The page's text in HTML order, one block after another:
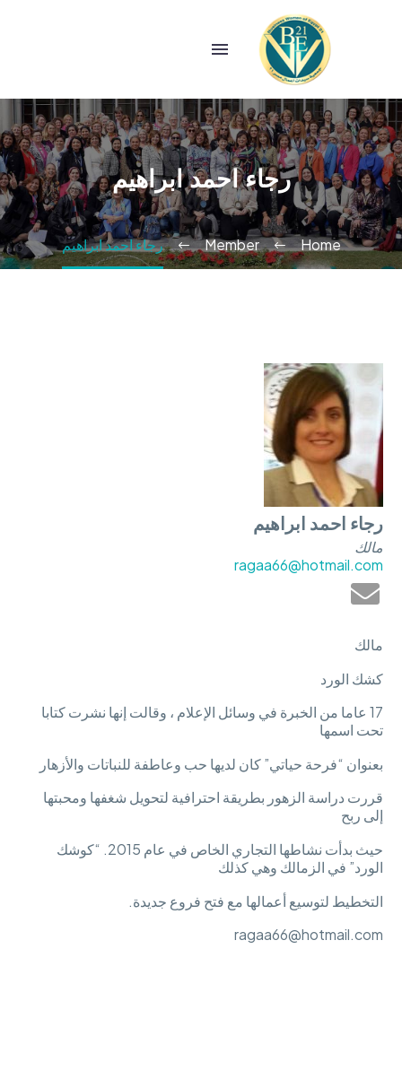
رجاء احمد ابراهيم
Home
Member رجاء احمد ابراهيم
رجاء احمد ابراهيم
مالك
ragaa66@hotmail.com
مالك
كشك الورد
17 عاما من الخبرة في وسائل الإعلام ، وقالت إنها نشرت كتابا
تحت اسمها
بعنوان “فرحة حياتي” كان لديها حب وعاطفة للنباتات والأزهار
قررت دراسة الزهور بطريقة احترافية لتحويل شغفها ومحبتها
إلى ربح
حيث بدأت نشاطها التجاري الخاص في عام 2015. “كوشك
الورد” في الزمالك وهي كذلك
التخطيط لتوسيع أعمالها مع فتح فروع جديدة.
ragaa66@hotmail.com